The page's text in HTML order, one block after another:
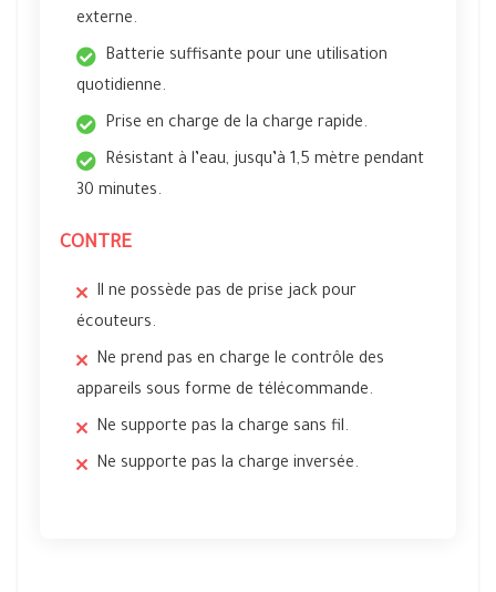
externe.
Batterie suffisante pour une utilisation
quotidienne.
Prise en charge de la charge rapide.
Résistant à l’eau, jusqu’à 1,5 mètre pendant
30 minutes.
CONTRE
Il ne possède pas de prise jack pour
écouteurs.
Ne prend pas en charge le contrôle des
appareils sous forme de télécommande.
Ne supporte pas la charge sans fil.
Ne supporte pas la charge inversée.